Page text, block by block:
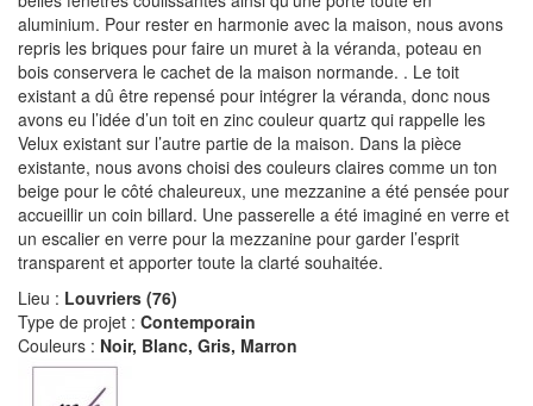
aluminium. Pour rester en harmonie avec la maison, nous avons
repris les briques pour faire un muret à la véranda, poteau en
bois conservera le cachet de la maison normande. . Le toit
existant a dû être repensé pour intégrer la véranda, donc nous
avons eu l’idée d’un toit en zinc couleur quartz qui rappelle les
Velux existant sur l’autre partie de la maison. Dans la pièce
existante, nous avons choisi des couleurs claires comme un ton
beige pour le côté chaleureux, une mezzanine a été pensée pour
accueillir un coin billard. Une passerelle a été imaginé en verre et
un escalier en verre pour la mezzanine pour garder l’esprit
transparent et apporter toute la clarté souhaitée.
Lieu : Louvriers (76)
Type de projet : Contemporain
Couleurs : Noir, Blanc, Gris, Marron